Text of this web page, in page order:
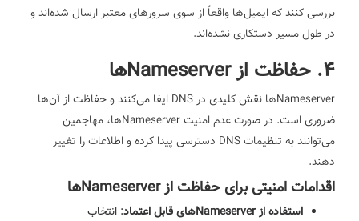
بررسی کنند که ایمیل‌ها واقعاً از سوی سرورهای معتبر ارسال شده‌اند و
در طول مسیر دستکاری نشده‌اند.
4. حفاظت از Nameserverها
Nameserverها نقش کلیدی در DNS ایفا می‌کنند و حفاظت از آن‌ها
ضروری است. در صورت عدم امنیت Nameserverها، مهاجمین
می‌توانند به تنظیمات DNS دسترسی پیدا کرده و اطلاعات را تغییر
دهند.
اقدامات امنیتی برای حفاظت از Nameserverها
استفاده از Nameserverهای قابل اعتماد
: انتخاب